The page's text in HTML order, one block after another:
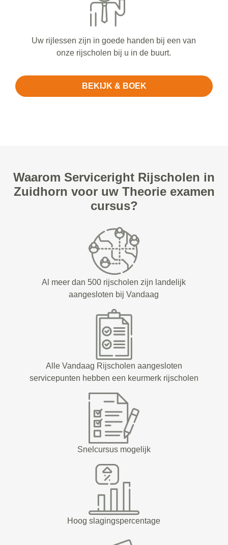
Uw rijlessen zijn in goede handen bij een van
onze rijscholen bij u in de buurt.
BEKIJK & BOEK
Waarom Serviceright Rijscholen in
Zuidhorn voor uw Theorie examen
cursus?
Al meer dan 500 rijscholen zijn landelijk
aangesloten bij Vandaag
Alle Vandaag Rijscholen aangesloten
servicepunten hebben een keurmerk rijscholen
Snelcursus mogelijk
Hoog slagingspercentage